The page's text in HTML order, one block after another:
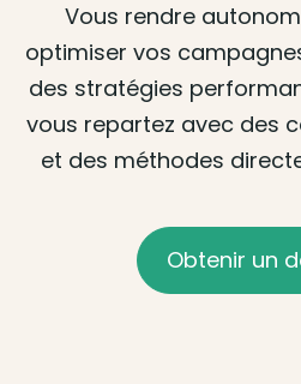
Vous rendre
optimiser vos
des stratégies
vous repartez avec des
et des méthodes
Obtenir un